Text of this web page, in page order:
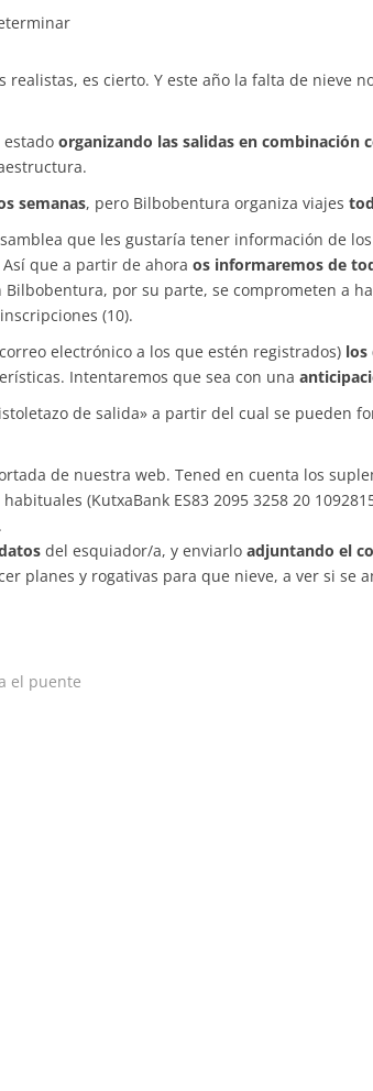
realistas, es cierto. Y este año la falta de nieve
organizando las salidas en combinación
semanas, pero Bilbobentura organiza viajes
que les gustaría tener información de
que a partir de ahora os informaremos de
Bilbobentura, por su parte, se comprometen a
(10).
electrónico a los que estén registrados) los
Intentaremos que sea con una
de salida» a partir del cual se pueden
de nuestra web. Tened en cuenta los
(KutxaBank ES83 2095 3258 20
del esquiador/a, y enviarlo adjuntando el
planes y rogativas para que nieve, a ver si se
el puente